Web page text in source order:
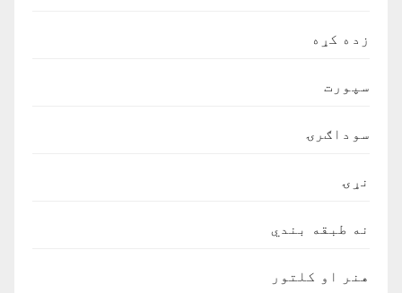
زده کړه
سپورت
سوداګرۍ
نړۍ
نه طبقه بندي
هنر او کلتور